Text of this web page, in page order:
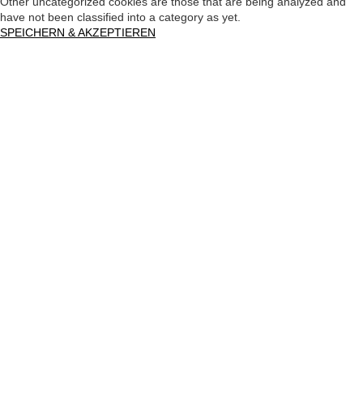
have not been classified into a category as yet.
SPEICHERN & AKZEPTIEREN